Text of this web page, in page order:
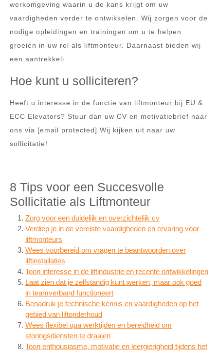
werkomgeving waarin u de kans krijgt om uw
vaardigheden verder te ontwikkelen. Wij zorgen voor de
nodige opleidingen en trainingen om u te helpen
groeien in uw rol als liftmonteur. Daarnaast bieden wij
een aantrekkeli
Hoe kunt u solliciteren?
Heeft u interesse in de functie van liftmonteur bij EU &
ECC Elevators? Stuur dan uw CV en motivatiebrief naar
ons via [email protected] Wij kijken uit naar uw
sollicitatie!
8 Tips voor een Succesvolle
Sollicitatie als Liftmonteur
Zorg voor een duidelijk en overzichtelijk cv
Verdiep je in de vereiste vaardigheden en ervaring voor
liftmonteurs
Wees voorbereid om vragen te beantwoorden over
liftinstallaties
Toon interesse in de liftindustrie en recente ontwikkelingen
Laat zien dat je zelfstandig kunt werken, maar ook goed
in teamverband functioneert
Benadruk je technische kennis en vaardigheden op het
gebied van liftonderhoud
Wees flexibel qua werktijden en bereidheid om
storingsdiensten te draaien
Toon enthousiasme, motivatie en leergierigheid tijdens het